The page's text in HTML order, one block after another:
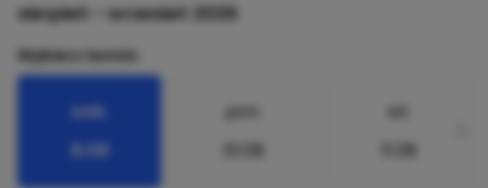
sierpień - wrzesień 2026
Wybierz termin
sob.
8.08
pon.
wt.